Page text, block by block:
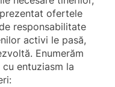
ofertele
responsabilitate
activi le pasă,
Enumerăm
entuziasm la